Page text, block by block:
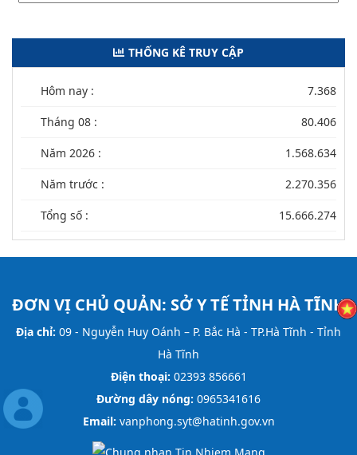
THỐNG KÊ TRUY CẬP
Hôm nay : 7.368
Tháng 08 : 80.406
Năm 2026 : 1.568.634
Năm trước : 2.270.356
Tổng số : 15.666.274
ĐƠN VỊ CHỦ QUẢN: SỞ Y TẾ TỈNH HÀ TĨNH
Địa chỉ: 09 - Nguyễn Huy Oánh – P. Bắc Hà - TP.Hà Tĩnh - Tỉnh
Hà Tĩnh
Điện thoại: 02393 856661
Đường dây nóng: 0965341616
Email: vanphong.syt@hatinh.gov.vn